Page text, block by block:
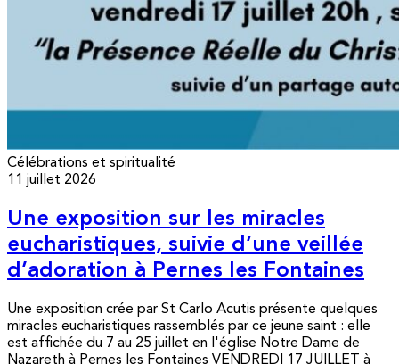
Célébrations et spiritualité
11 juillet 2026
Une exposition sur les miracles
eucharistiques, suivie d’une veillée
d’adoration à Pernes les Fontaines
Une exposition crée par St Carlo Acutis présente quelques
miracles eucharistiques rassemblés par ce jeune saint : elle
est affichée du 7 au 25 juillet en l'église Notre Dame de
Nazareth à Pernes les Fontaines VENDREDI 17 JUILLET à